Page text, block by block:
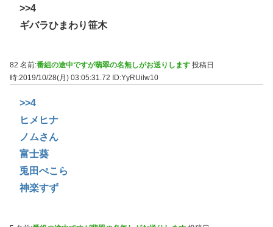
>>4
ギバラひまわり笹木
82 名前:番組の途中ですが翡翠の名無しがお送りします 投稿日
時:2019/10/28(月) 03:05:31.72
ID:YyRUilw10
>>4
ヒメヒナ
ノムさん
富士葵
兎田ぺこら
神楽すず